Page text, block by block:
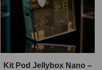
Kit Pod Jellybox Nano –